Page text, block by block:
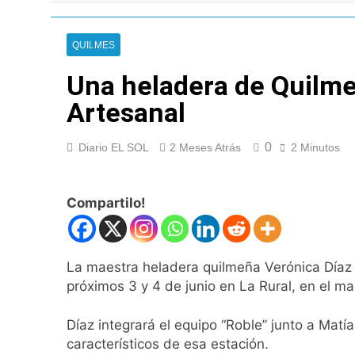
El temporal se
7 Horas Atrás
Renunció el
8 Horas Atrás
Masiva
9 Horas Atrás
10 Horas Atrás
La Línea 148
La Municipalidad
10 Horas Atrás
QUILMES
Una heladera de
Artesanal
Diario EL SOL 2 Meses Atrás 0 2 Minutos
Compartilo!
La maestra heladera quilmeña Verónica
próximos 3 y 4 de junio en La Rural, en el
Díaz integrará el equipo “Roble” junto a
característicos de esa estación.